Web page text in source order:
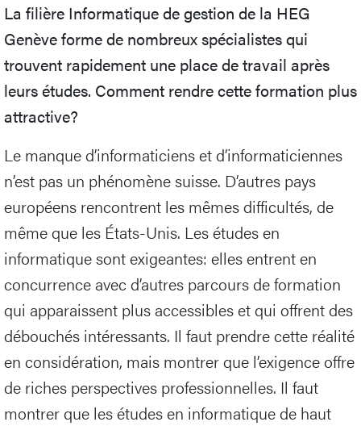
La filière Informatique de gestion de la HEG
Genève forme de nombreux spécialistes qui
trouvent rapidement une place de travail après
leurs études. Comment rendre cette formation plus
attractive?
Le manque d’informaticiens et d’informaticiennes
n’est pas un phénomène suisse. D’autres pays
européens rencontrent les mêmes difficultés, de
même que les États-Unis. Les études en
informatique sont exigeantes: elles entrent en
concurrence avec d’autres parcours de formation
qui apparaissent plus accessibles et qui offrent des
débouchés intéressants. Il faut prendre cette réalité
en considération, mais montrer que l’exigence offre
de riches perspectives professionnelles. Il faut
montrer que les études en informatique de haut